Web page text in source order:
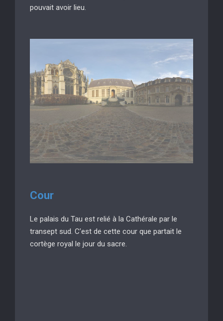
pouvait avoir lieu.
Cour
Le palais du Tau est relié à la Cathérale par le
transept sud. C’est de cette cour que partait le
cortège royal le jour du sacre.